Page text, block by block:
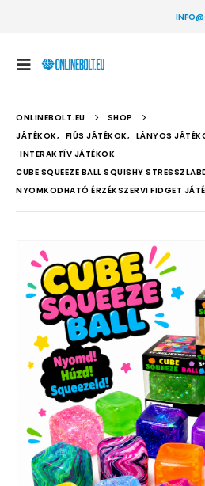
ONLINEBOLT.EU
SHOP
JÁTÉKOK, FIÚS JÁTÉKOK, LÁNYOS
INTERAKTÍV JÁTÉKOK
CUBE SQUEEZE BALL SQUISHY
NYOMKODHATÓ ÉRZÉKSZERVI FIDGET